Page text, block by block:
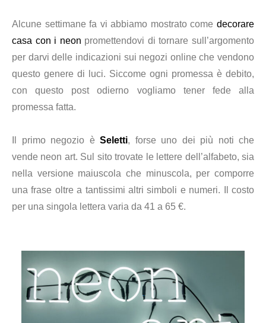
Alcune settimane fa vi abbiamo mostrato come decorare
casa con i neon promettendovi di tornare sull’argomento
per darvi delle indicazioni sui negozi online che vendono
questo genere di luci. Siccome ogni promessa è debito,
con questo post odierno vogliamo tener fede alla
promessa fatta.
Il primo negozio è Seletti, forse uno dei più noti che
vende neon art. Sul sito trovate le lettere dell’alfabeto, sia
nella versione maiuscola che minuscola, per comporre
una frase oltre a tantissimi altri simboli e numeri. Il costo
per una singola lettera varia da 41 a 65 €.